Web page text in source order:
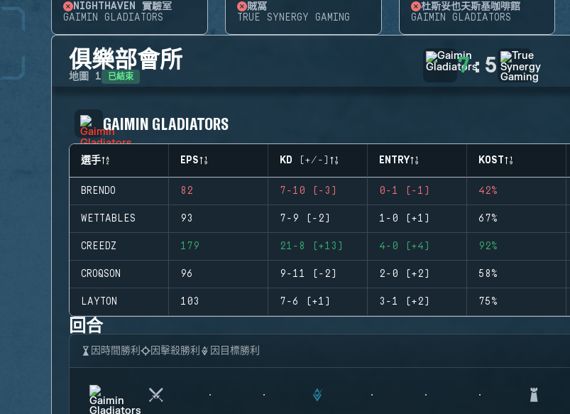
NIGHTHAVEN 實驗室
GAIMIN GLADIATORS
賊窩
TRUE SYNERGY GAMING
杜斯妥也夫斯基咖啡館
GAIMIN GLADIATORS
俱樂部會所
地圖 1 已結束 7: 5
GAIMIN GLADIATORS
選手 EPS KD (+/-) ENTRY KOST
BRENDO 82 7-10 (-3) 0-1 (-1) 42%
WETTABLES 93 7-9 (-2) 1-0 (+1) 67%
CREEDZ 179 21-8 (+13) 4-0 (+4) 92%
CROQSON 96 9-11 (-2) 2-0 (+2) 58%
LAYTON 103 7-6 (+1) 3-1 (+2) 75%
回合
因時間勝利 因擊殺勝利 因目標勝利